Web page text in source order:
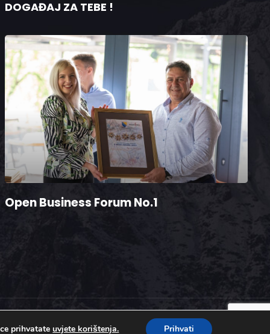
DOGAĐAJ ZA TEBE !
Open Business Forum No.1
prihvatateuvjete korištenja. Prihvati